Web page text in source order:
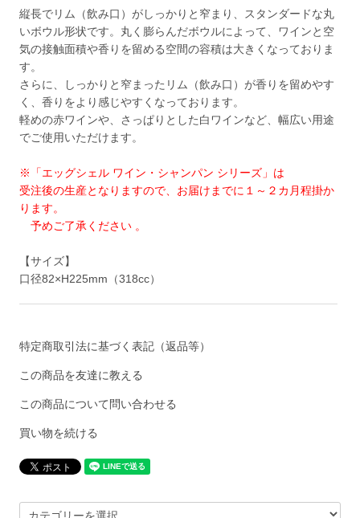
縦長でリム（飲み口）がしっかりと窄まり、スタンダードな丸
いボウル形状です。丸く膨らんだボウルによって、ワインと空
気の接触面積や香りを留める空間の容積は大きくなっておりま
す。
さらに、しっかりと窄まったリム（飲み口）が香りを留めやす
く、香りをより感じやすくなっております。
軽めの赤ワインや、さっぱりとした白ワインなど、幅広い用途
でご使用いただけます。
※「エッグシェル ワイン・シャンパン シリーズ」は
受注後の生産となりますので、お届けまでに１～２カ月程掛か
ります。
予めご了承ください 。
【サイズ】
口径82×H225mm（318cc）
特定商取引法に基づく表記（返品等）
この商品を友達に教える
この商品について問い合わせる
買い物を続ける